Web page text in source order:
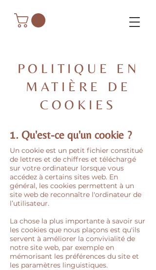
POLITIQUE EN
MATIÈRE DE
COOKIES
1. Qu'est-ce qu'un cookie ?
Un cookie est un petit fichier constitué
de lettres et de chiffres et téléchargé
sur votre ordinateur lorsque vous
accédez à certains sites web. En
général, les cookies permettent à un
site web de reconnaître l'ordinateur de
l’utilisateur.
La chose la plus importante à savoir sur
les cookies que nous plaçons est qu'ils
servent à améliorer la convivialité de
notre site web, par exemple en
mémorisant les préférences du site et
les paramètres linguistiques.